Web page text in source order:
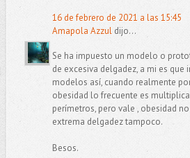
16 de febrero de 2021 a las 15:45
Amapola Azzul dijo...
Se ha impuesto un modelo o
de excesiva delgadez, a mi es que
modelos así, cuando realmente
obesidad lo frecuente es
perímetros, pero vale , obesidad
extrema delgadez tampoco.
Besos.